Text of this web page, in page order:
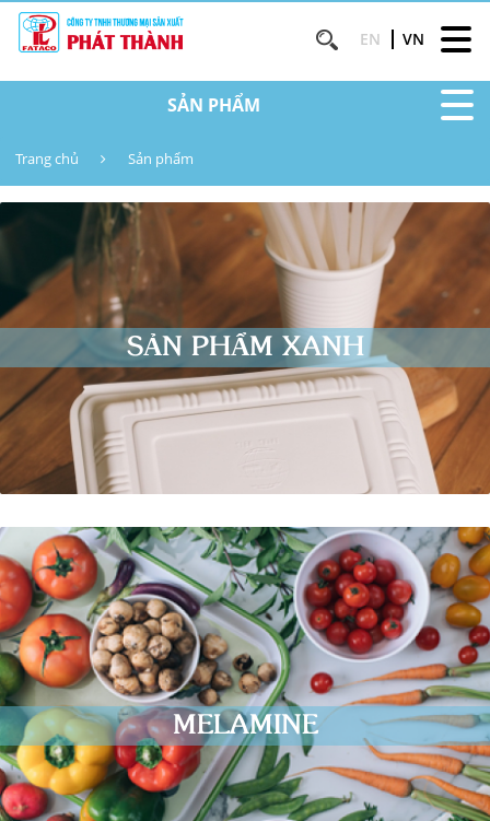
EN VN
SẢN PHẨM
Trang chủ Sản phẩm
SẢN PHẨM XANH
MELAMINE